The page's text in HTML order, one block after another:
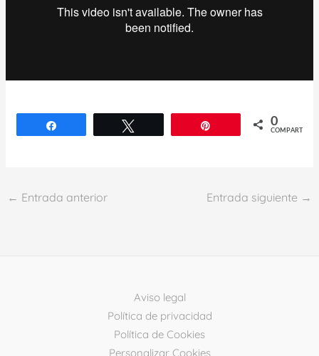
0
COMPARTIR
← Entrada anterior Entrada siguiente →
Aviso legal
Política de privacidad
Política de Cookies
Personalizar Cookies